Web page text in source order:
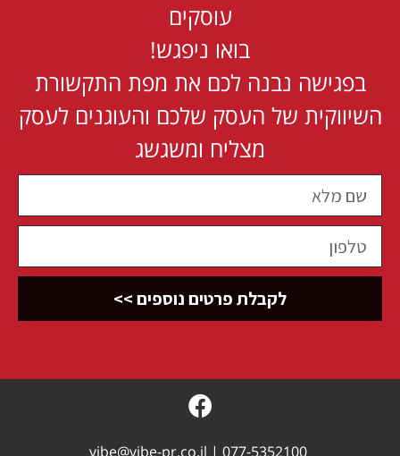
עוסקים
בואו ניפגש!
בפגישה נבנה לכם את מפת התקשורת
השיווקית של העסק שלכם והעוגנים לעסק
מצליח ומשגשג
לקבלת פרטים נוספים >>
077-5352100
|
vibe@vibe-pr.co.il